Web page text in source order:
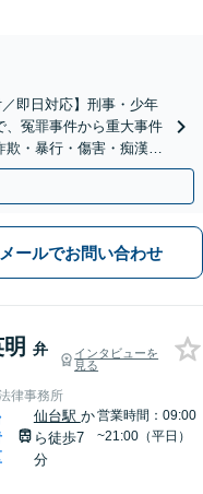
即日対応】刑事・少年
、冤罪事件から重大事件
・暴行・傷害・痴漢・
す！
メールでお問い合わせ
弁
インタビューを
見る
律事務所
仙台駅 か
ら徒歩7
分
営業時間：09:00
~21:00（平日）